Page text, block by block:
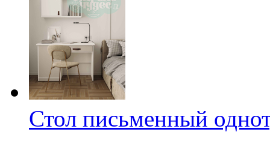
Стол письменный